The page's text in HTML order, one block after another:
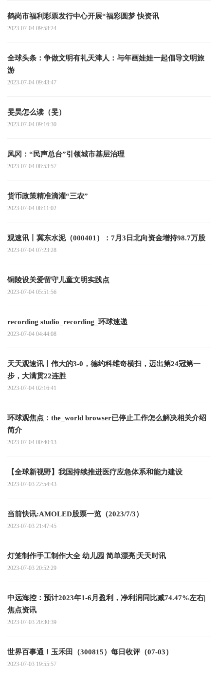
鹤岗市福利彩票发行中心开展“福彩圆梦 快资讯
2023-07-04 09:58:24
全球头条：争做文明有礼天津人：与年画娃娃一起倡导文明旅
游
2023-07-04 09:43:47
旻昊怎么读（旻）
2023-07-04 09:16:30
凤冈：“民声总台”引领城市基层治理
2023-07-04 08:53:57
货币政策精准滴灌“三农”
2023-07-04 08:11:02
观速讯丨冀东水泥（000401）：7月3日北向资金增持98.7万股
2023-07-04 07:23:28
铜陵设关爱留守儿童文明实践点
2023-07-04 05:51:56
recording studio_recording_环球速递
2023-07-04 04:44:08
天天观速讯丨伟大的3-0，德约科维奇横扫，迈出第24冠第一
步，大满贯22连胜
2023-07-04 02:16:41
环球观焦点：the_world browser已停止工作怎么解决相关介绍
简介
2023-07-04 00:40:13
【全球新视野】我国持续推进医疗应急体系和能力建设
2023-07-03 22:54:43
当前快讯:AMOLED股票一览（2023/7/3）
2023-07-03 21:47:45
灯笼制作手工制作大全 幼儿园 简单漂亮|天天时讯
2023-07-03 20:52:29
中远海控：预计2023年1-6月盈利，净利润同比减74.47%左右|
焦点资讯
2023-07-03 20:30:39
世界百事通！玉禾田（300815）每日收评（07-03）
2023-07-03 19:55:57